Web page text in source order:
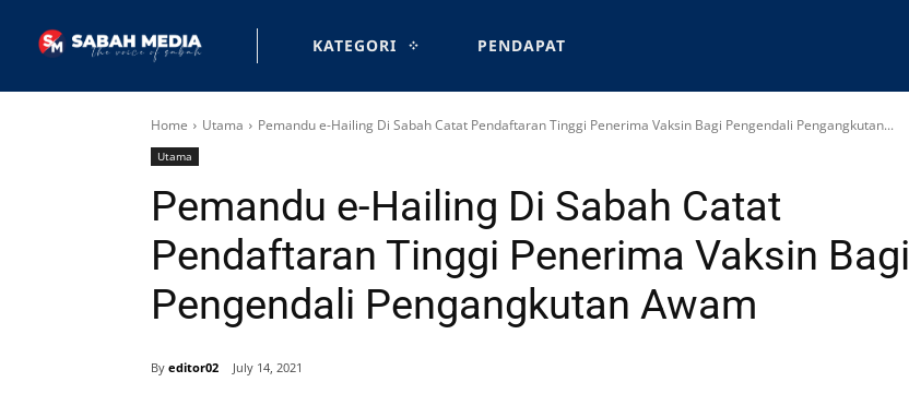
KATEGORI PENDAPAT
Home Utama Pemandu e-Hailing Di Sabah Catat Pendaftaran Tinggi Penerima Vaksin Bagi Pengendali Pengangkutan...
Utama
Pemandu e-Hailing Di Sabah Catat
Pendaftaran Tinggi Penerima Vaksin Bagi
Pengendali Pengangkutan Awam
By editor02 July 14, 2021